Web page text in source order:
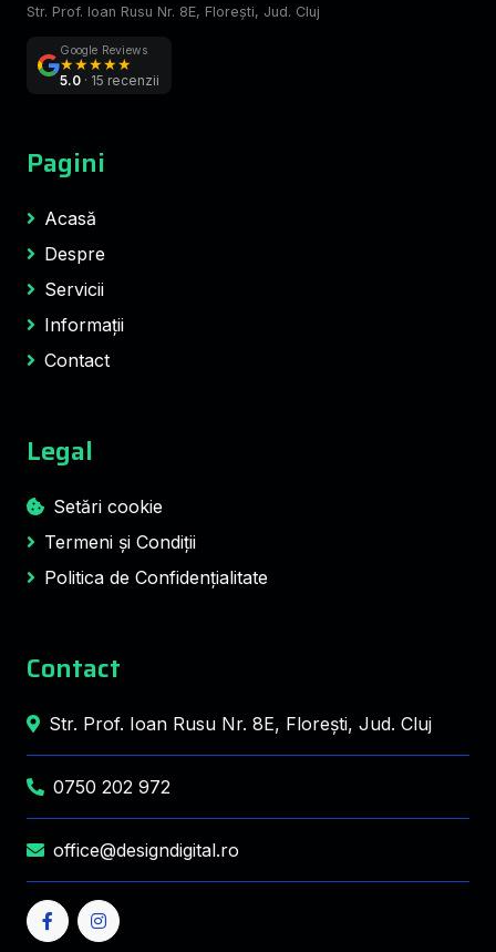
Str. Prof. Ioan Rusu Nr. 8E, Florești, Jud. Cluj
Google Reviews
★★★★★
5.0 · 15 recenzii
Pagini
Acasă
Despre
Servicii
Informații
Contact
Legal
Setări cookie
Termeni și Condiții
Politica de Confidențialitate
Contact
Str. Prof. Ioan Rusu Nr. 8E, Florești, Jud. Cluj
0750 202 972
office@designdigital.ro